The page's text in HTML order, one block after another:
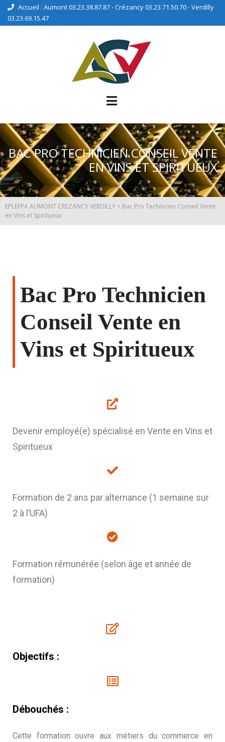
Accueil : Aumont 03.23.38.87.87 - Crézancy 03.23.71.50.70 - Verdilly
03.23.69.15.47
BAC PRO TECHNICIEN CONSEIL VENTE
EN VINS ET SPIRITUEUX
EPLEFPA AUMONT CREZANCY VERDILLY > Bac Pro Technicien Conseil Vente
en Vins et Spiritueux
Bac Pro Technicien
Conseil Vente en
Vins et Spiritueux
Devenir employé(e) spécialisé en Vente en Vins et
Spiritueux
Formation de 2 ans par alternance (1 semaine sur
2 à l’UFA)
Formation rémunérée (selon âge et année de
formation)
Objectifs :
Débouchés :
Cette formation ouvre aux métiers du commerce en